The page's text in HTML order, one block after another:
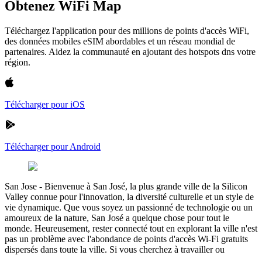
Obtenez WiFi Map
Téléchargez l'application pour des millions de points d'accès WiFi,
des données mobiles eSIM abordables et un réseau mondial de
partenaires. Aidez la communauté en ajoutant des hotspots dns votre
région.
Télécharger pour iOS
Télécharger pour Android
San Jose - Bienvenue à San José, la plus grande ville de la Silicon
Valley connue pour l'innovation, la diversité culturelle et un style de
vie dynamique. Que vous soyez un passionné de technologie ou un
amoureux de la nature, San José a quelque chose pour tout le
monde. Heureusement, rester connecté tout en explorant la ville n'est
pas un problème avec l'abondance de points d'accès Wi-Fi gratuits
dispersés dans toute la ville. Si vous cherchez à travailler ou